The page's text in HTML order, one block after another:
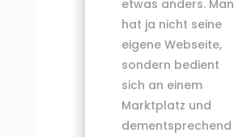
etwas anders. Man
hat ja nicht seine
eigene Webseite,
sondern bedient
sich an einem
Marktplatz und
dementsprechend